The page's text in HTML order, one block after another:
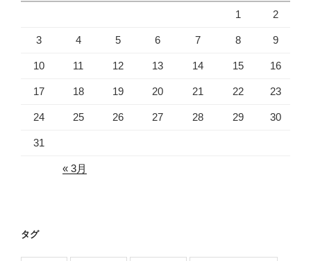
1 2
3 4 5 6 7 8 9
10 11 12 13 14 15 16
17 18 19 20 21 22 23
24 25 26 27 28 29 30
31
« 3月
タグ